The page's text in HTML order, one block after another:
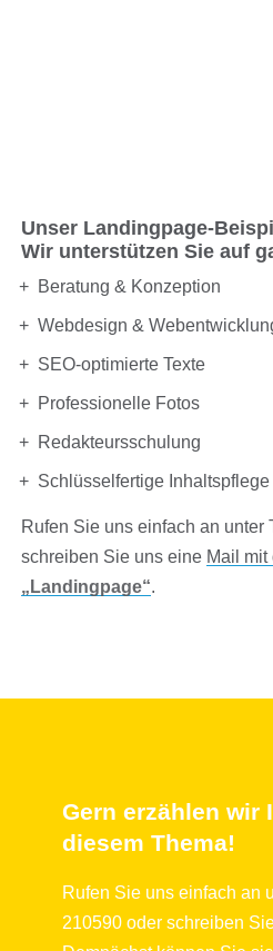
Unser Landingpage-
Wir unterstützen Sie auf
Beratung & Konzeption
Webdesign &
SEO-optimierte Texte
Professionelle Fotos
Redakteursschulung
Schlüsselfertige Inhaltspflege
Rufen Sie uns einfach an unter
schreiben Sie uns eine Mail mit
„Landingpage“.
Gern erzählen wir
diesem Thema!
Rufen Sie uns einfach an
210590 oder schreiben